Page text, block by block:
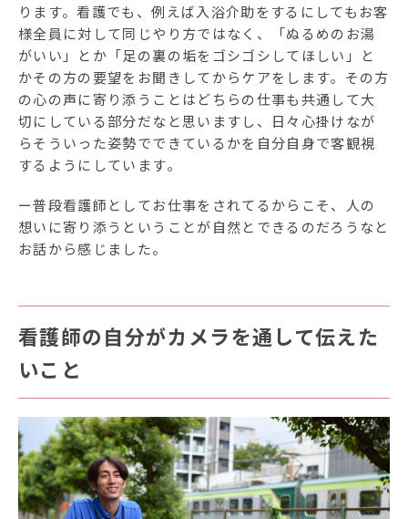
ります。看護でも、例えば入浴介助をするにしてもお客
様全員に対して同じやり方ではなく、「ぬるめのお湯
がいい」とか「足の裏の垢をゴシゴシしてほしい」と
かその方の要望をお聞きしてからケアをします。その方
の心の声に寄り添うことはどちらの仕事も共通して大
切にしている部分だなと思いますし、日々心掛けなが
らそういった姿勢でできているかを自分自身で客観視
するようにしています。
ー普段看護師としてお仕事をされてるからこそ、人の
想いに寄り添うということが自然とできるのだろうなと
お話から感じました。
看護師の自分がカメラを通して伝えた
いこと